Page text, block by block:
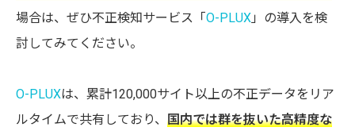
場合は、ぜひ不正検知サービス「 O-PLUX 」の導入を検
討してみてください。
O-PLUXは、累計120,000サイト以上の不正データをリア
ルタイムで共有しており、 国内では群を抜いた高精度な